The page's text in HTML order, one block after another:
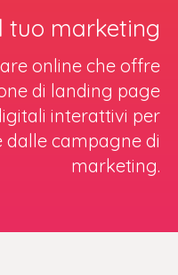
tuo marketing
online che offre
di landing page
interattivi per
campagne di
marketing.